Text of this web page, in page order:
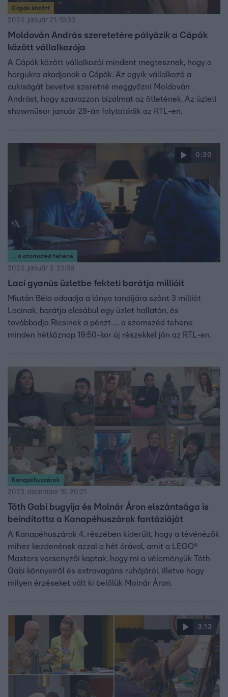
Cápák között
2024. január 21. 19:30
Moldován András szeretetére pályázik a Cápák
között vállalkozója
A Cápák között vállalkozói mindent megtesznek, hogy a
horgukra akadjanak a Cápák. Az egyik vállalkozó a
cukiságát bevetve szeretné meggyőzni Moldován
Andrást, hogy szavazzon bizalmat az ötletének. Az üzleti
showműsor január 28-án folytatódik az RTL-en.
0:30
... a szomszéd tehene
2024. január 3. 22:59
Laci gyanús üzletbe fekteti barátja millióit
Miután Béla odaadja a lánya tandíjára szánt 3 milliót
Lacinak, barátja elcsábul egy üzlet hallatán, és
továbbadja Ricsinek a pénzt … a szomszéd tehene
minden hétköznap 19:50-kor új részekkel jön az RTL-en.
Kanapéhuszárok
2023. december 15. 20:21
Tóth Gabi bugyija és Molnár Áron elszántsága is
beindította a Kanapéhuszárok fantáziáját
A Kanapéhuszárok 4. részében kiderült, hogy a tévénézők
mihez kezdenének azzal a hét órával, amit a LEGO®
Masters versenyzői kaptak, hogy mi a véleményük Tóth
Gabi könnyeiről és extravagáns ruhájáról, illetve hogy
milyen érzéseket vált ki belőlük Molnár Áron.
3:13